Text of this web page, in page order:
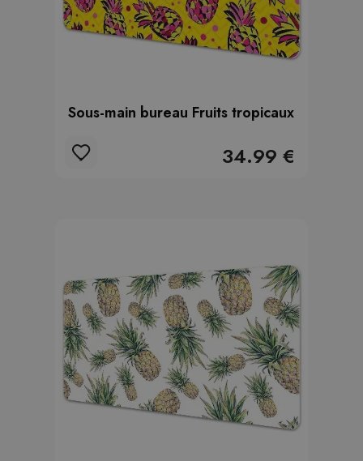
Sous-main bureau Fruits tropicaux
34.99 €